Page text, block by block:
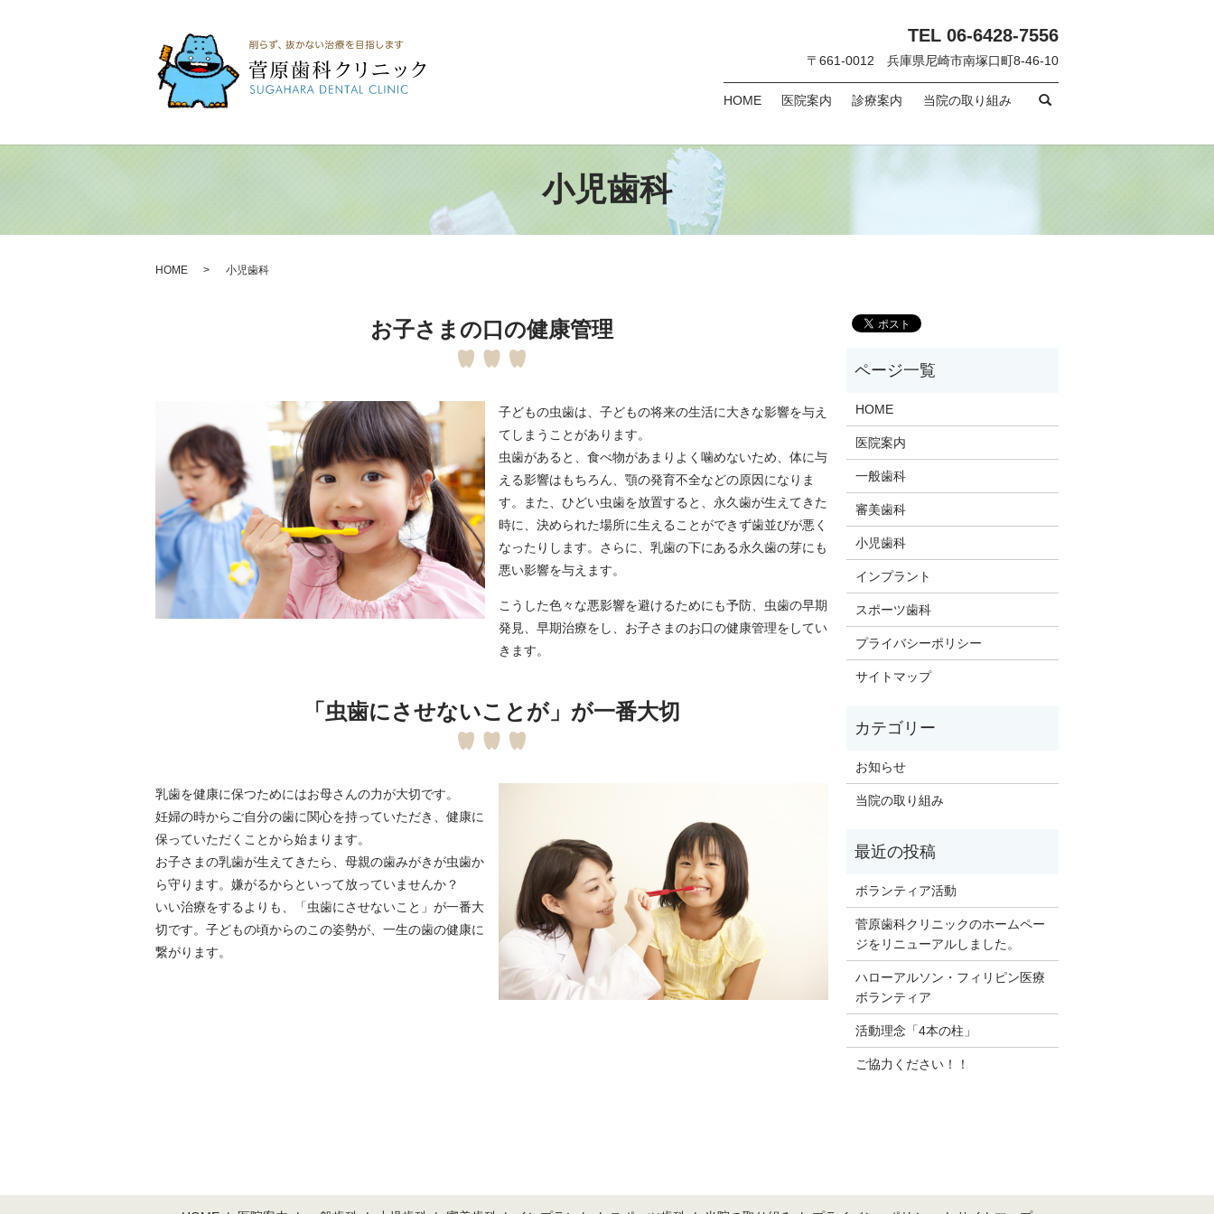
HOME 医院案内 診療案内 当院の取り組み
TEL 06-6428-7556
〒661-0012 兵庫県尼崎市南塚口町8-46-10
小児歯科
HOME 小児歯科
お子さまの口の健康管理
子どもの虫歯は、子どもの将来の生活に大きな影響を与え
てしまうことがあります。
虫歯があると、食べ物があまりよく噛めないため、体に与
える影響はもちろん、顎の発育不全などの原因になりま
す。また、ひどい虫歯を放置すると、永久歯が生えてきた
時に、決められた場所に生えることができず歯並びが悪く
なったりします。さらに、乳歯の下にある永久歯の芽にも
悪い影響を与えます。
こうした色々な悪影響を避けるためにも予防、虫歯の早期
発見、早期治療をし、お子さまのお口の健康管理をしてい
きます。
「虫歯にさせないことが」が一番大切
乳歯を健康に保つためにはお母さんの力が大切です。
妊婦の時からご自分の歯に関心を持っていただき、健康に
保っていただくことから始まります。
お子さまの乳歯が生えてきたら、母親の歯みがきが虫歯か
ら守ります。嫌がるからといって放っていませんか？
いい治療をするよりも、「虫歯にさせないこと」が一番大
切です。子どもの頃からのこの姿勢が、一生の歯の健康に
繋がります。
HOME
医院案内
一般歯科
審美歯科
小児歯科
インプラント
スポーツ歯科
プライバシーポリシー
サイトマップ
お知らせ
当院の取り組み
ボランティア活動
菅原歯科クリニックのホームペー
ジをリニューアルしました。
ハローアルソン・フィリピン医療
ボランティア
活動理念「4本の柱」
ご協力ください！！